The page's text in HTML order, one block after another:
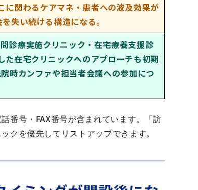
関わるケアマネ・患者への波及効果が
失い続ける構造になる。
診療実施クリニック・在宅療養支援診
在宅クリニックへのアプローチも初期
時カンファや担当者会議への参加につ
番号・FAX番号が含まれています。「訪
クを優先してリストアップできます。